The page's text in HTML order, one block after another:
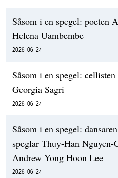
Såsom i en spegel: poeten
Helena Uambembe
2026-06-24
Såsom i en spegel:
Georgia Sagri
2026-06-24
Såsom i en spegel:
speglar Thuy-Han
Andrew Yong Hoon Lee
2026-06-24